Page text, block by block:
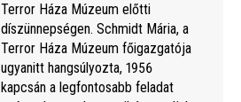
Terror Háza Múzeum előtti
díszünnepségen. Schmidt Mária, a
Terror Háza Múzeum főigazgatója
ugyanitt hangsúlyozta, 1956
kapcsán a legfontosabb feladat